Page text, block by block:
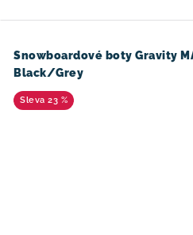
Snowboardové boty Gravity
Black/Grey
23 %